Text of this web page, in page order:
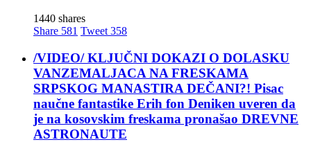
1440 shares
Share 581 Tweet 358
/VIDEO/ KLJUČNI DOKAZI O DOLASKU
VANZEMALJACA NA FRESKAMA
SRPSKOG MANASTIRA DEČANI?! Pisac
naučne fantastike Erih fon Deniken uveren da
je na kosovskim freskama pronašao DREVNE
ASTRONAUTE